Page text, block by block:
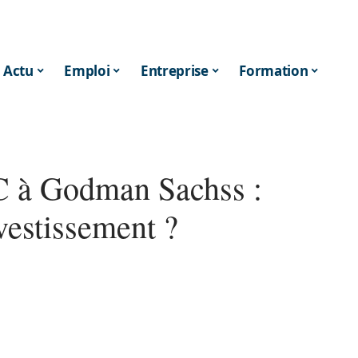
Actu Emploi Entreprise Formation
Godman Sachss :
?